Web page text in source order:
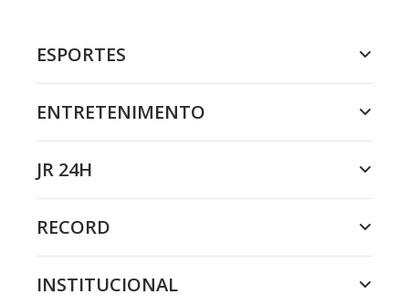
ESPORTES
ENTRETENIMENTO
JR 24H
RECORD
INSTITUCIONAL